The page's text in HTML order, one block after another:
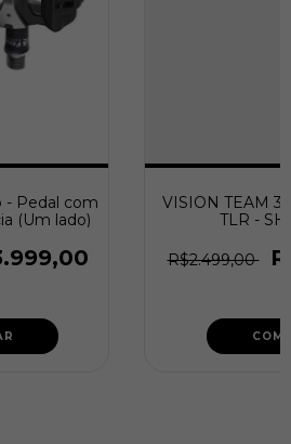
- Pedal com
(Um lado)
VISION TEAM
TLR -
R$2.499,00